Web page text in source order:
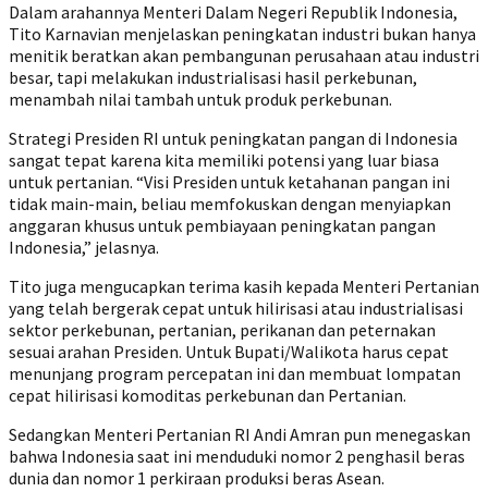
Dalam arahannya Menteri Dalam Negeri Republik Indonesia,
Tito Karnavian menjelaskan peningkatan industri bukan hanya
menitik beratkan akan pembangunan perusahaan atau industri
besar, tapi melakukan industrialisasi hasil perkebunan,
menambah nilai tambah untuk produk perkebunan.
Strategi Presiden RI untuk peningkatan pangan di Indonesia
sangat tepat karena kita memiliki potensi yang luar biasa
untuk pertanian. “Visi Presiden untuk ketahanan pangan ini
tidak main-main, beliau memfokuskan dengan menyiapkan
anggaran khusus untuk pembiayaan peningkatan pangan
Indonesia,” jelasnya.
Tito juga mengucapkan terima kasih kepada Menteri Pertanian
yang telah bergerak cepat untuk hilirisasi atau industrialisasi
sektor perkebunan, pertanian, perikanan dan peternakan
sesuai arahan Presiden. Untuk Bupati/Walikota harus cepat
menunjang program percepatan ini dan membuat lompatan
cepat hilirisasi komoditas perkebunan dan Pertanian.
Sedangkan Menteri Pertanian RI Andi Amran pun menegaskan
bahwa Indonesia saat ini menduduki nomor 2 penghasil beras
dunia dan nomor 1 perkiraan produksi beras Asean.